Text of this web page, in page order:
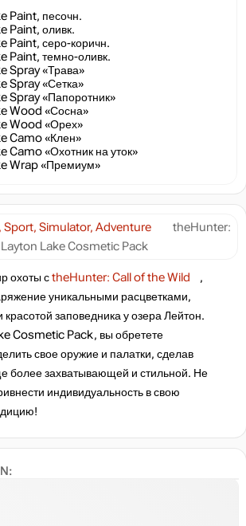
Sport, Simulator, Adventure
theHunter:
Lake Cosmetic Pack
охоты сtheHunter: Call of the Wild
,
уникальными расцветками,
заповедника у озера Лейтон.
Cosmetic Pack, вы обретете
свое оружие и палатки, сделав
более захватывающей и стильной. Не
индивидуальность в свою
Paint, песочн.
Paint, оливк.
Paint, серо-коричн.
Paint, темно-оливк.
Spray «Трава»
Spray «Сетка»
Spray «Папоротник»
Wood «Сосна»
Wood «Орех»
Camo «Клен»
Camo «Охотник на уток»
Wrap «Премиум»